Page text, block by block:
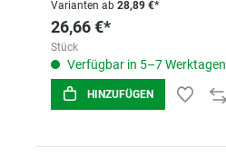
Varianten ab 28,89 €*
26,66 €*
Stück
Verfügbar in 5–7 Werktagen
HINZUFÜGEN